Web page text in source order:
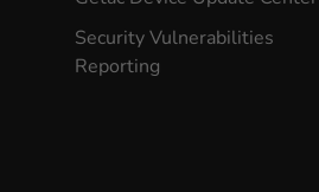
Security Vulnerabilities
Reporting